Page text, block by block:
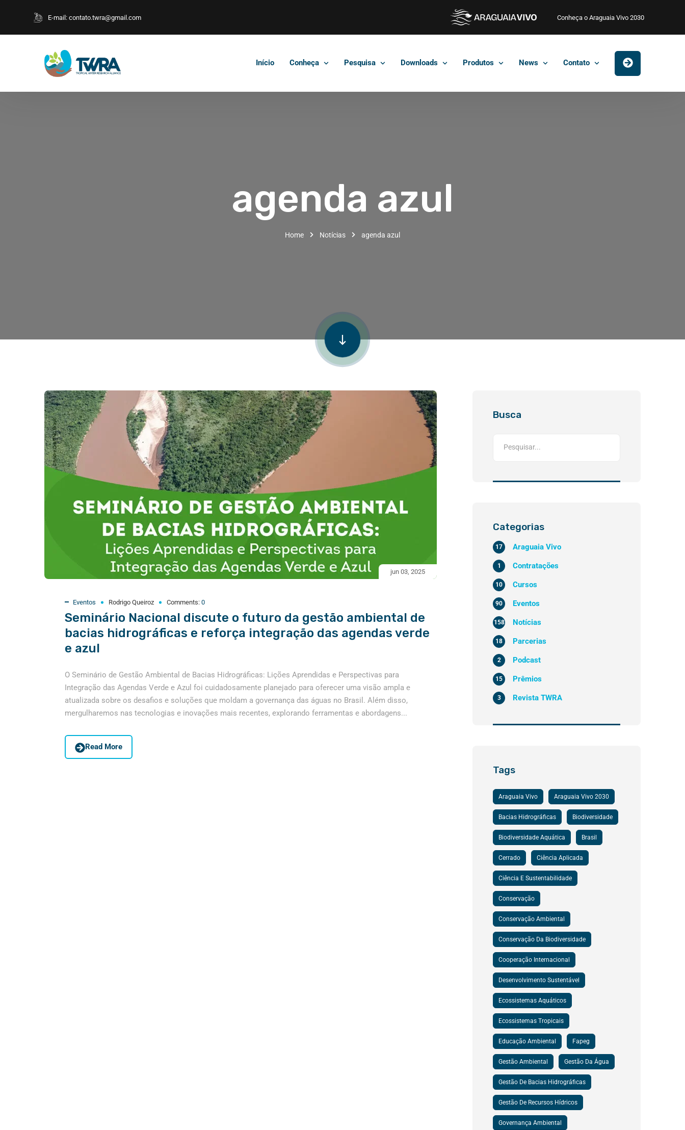
E-mail: contato.twra@gmail.com Conheça o Araguaia Vivo 2030
Início Conheça Pesquisa Downloads Produtos News Contato
agenda azul
Home Notícias agenda azul
jun 03, 2025
Eventos Rodrigo Queiroz Comments: 0
Seminário Nacional discute o futuro da gestão ambiental de
bacias hidrográficas e reforça integração das agendas verde
e azul
O Seminário de Gestão Ambiental de Bacias Hidrográficas: Lições Aprendidas e Perspectivas para
Integração das Agendas Verde e Azul foi cuidadosamente planejado para oferecer uma visão ampla e
atualizada sobre os desafios e soluções que moldam a governança das águas no Brasil. Além disso,
mergulharemos nas tecnologias e inovações mais recentes, explorando ferramentas e abordagens...
Read More
Busca
Categorias
Araguaia Vivo
17
Contratações
1
Cursos
10
Eventos
90
Notícias
158
Parcerias
18
Podcast
2
Prêmios
15
Revista TWRA
3
Tags
Araguaia Vivo Araguaia Vivo 2030
Bacias Hidrográficas Biodiversidade
Biodiversidade Aquática Brasil
Cerrado Ciência Aplicada
Ciência E Sustentabilidade
Conservação
Conservação Ambiental
Conservação Da Biodiversidade
Cooperação Internacional
Desenvolvimento Sustentável
Ecossistemas Aquáticos
Ecossistemas Tropicais
Educação Ambiental Fapeg
Gestão Ambiental Gestão Da Água
Gestão De Bacias Hidrográficas
Gestão De Recursos Hídricos
Governança Ambiental